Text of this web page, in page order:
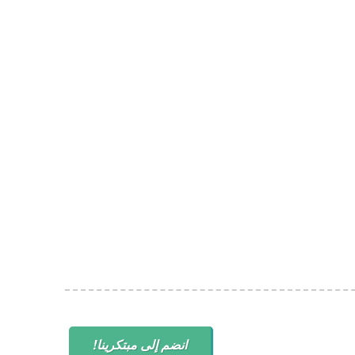
انضم إلى مبتكرينا!